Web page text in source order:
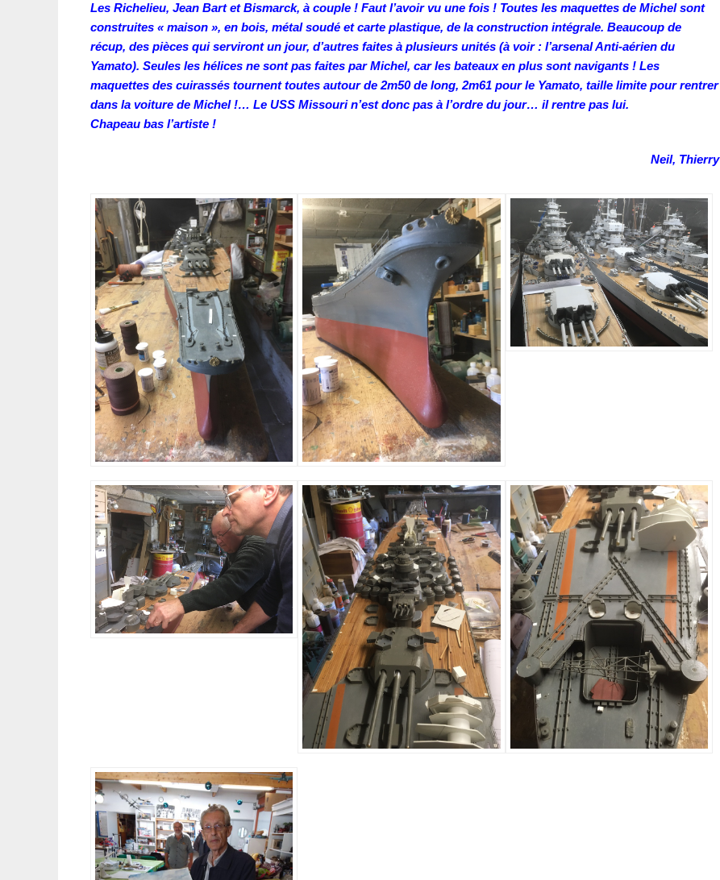
Les Richelieu, Jean Bart et Bismarck, à couple ! Faut l’avoir vu une fois ! Toutes les maquettes de Michel sont
construites « maison », en bois, métal soudé et carte plastique, de la construction intégrale. Beaucoup de
récup, des pièces qui serviront un jour, d’autres faites à plusieurs unités (à voir : l’arsenal Anti-aérien du
Yamato). Seules les hélices ne sont pas faites par Michel, car les bateaux en plus sont navigants ! Les
maquettes des cuirassés tournent toutes autour de 2m50 de long, 2m61 pour le Yamato, taille limite pour rentrer
dans la voiture de Michel !… Le USS Missouri n’est donc pas à l’ordre du jour… il rentre pas lui.
Chapeau bas l’artiste !
Neil, Thierry